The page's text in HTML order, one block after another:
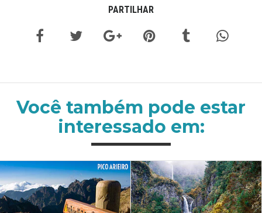
PARTILHAR
Você também pode estar
interessado em: